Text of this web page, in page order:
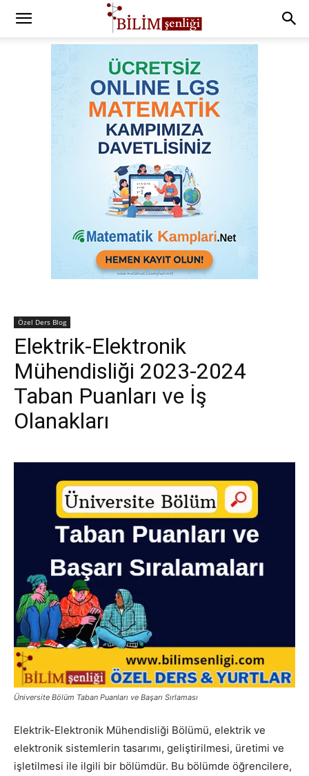
Özel Ders Blog
Elektrik-Elektronik
Mühendisliği 2023-2024
Taban Puanları ve İş
Olanakları
Üniversite Bölüm Taban Puanları ve Başarı Sırlaması
Elektrik-Elektronik Mühendisliği Bölümü, elektrik ve
elektronik sistemlerin tasarımı, geliştirilmesi, üretimi ve
işletilmesi ile ilgili bir bölümdür. Bu bölümde öğrencilere,